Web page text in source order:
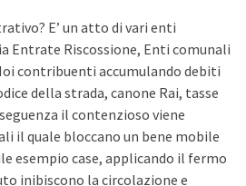
E’ un atto di vari enti
Entrate Riscossione, Enti comunali
contribuenti accumulando debiti
della strada, canone Rai, tasse
il contenzioso viene
il quale bloccano un bene mobile
esempio case, applicando il fermo
inibiscono la circolazione e